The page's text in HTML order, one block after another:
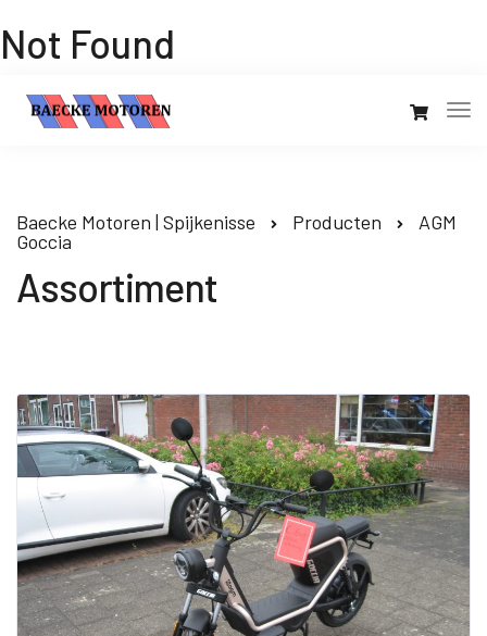
Not Found
Baecke Motoren | Spijkenisse Producten
AGM
Goccia
Assortiment